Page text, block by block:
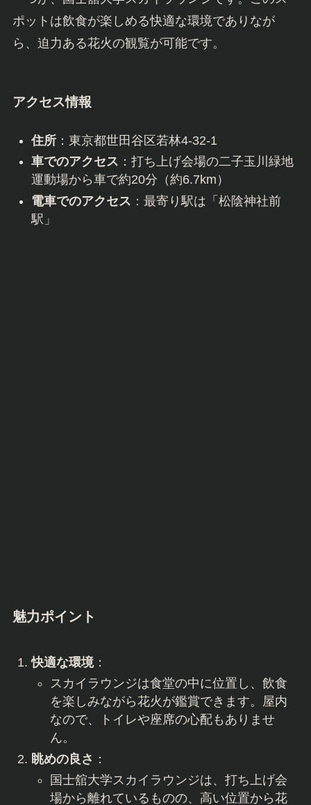
ポットは飲食が楽しめる快適な環境でありなが
ら、迫力ある花火の観覧が可能です。
アクセス情報
住所：東京都世田谷区若林4-32-1
車でのアクセス ：打ち上げ会場の二子玉川緑地
運動場から車で約20分（約6.7km）
電車でのアクセス ：最寄り駅は「松陰神社前
駅」
魅力ポイント
快適な環境：
スカイラウンジは食堂の中に位置し、飲食
を楽しみながら花火が鑑賞できます。屋内
なので、トイレや座席の心配もありませ
ん。
眺めの良さ ：
国士舘大学スカイラウンジは、打ち上げ会
場から離れているものの、高い位置から花